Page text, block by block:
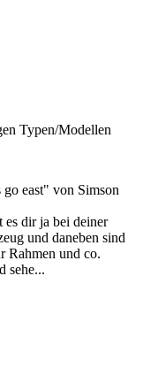
Typen/Modellen
east" von Simson
dir ja bei deiner
und daneben sind
Rahmen und co.
sehe...